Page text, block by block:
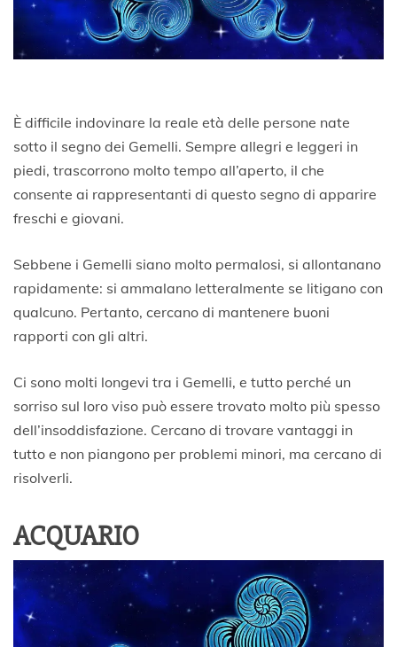
È difficile indovinare la reale età delle persone nate
sotto il segno dei Gemelli. Sempre allegri e leggeri in
piedi, trascorrono molto tempo all’aperto, il che
consente ai rappresentanti di questo segno di apparire
freschi e giovani.
Sebbene i Gemelli siano molto permalosi, si allontanano
rapidamente: si ammalano letteralmente se litigano con
qualcuno. Pertanto, cercano di mantenere buoni
rapporti con gli altri.
Ci sono molti longevi tra i Gemelli, e tutto perché un
sorriso sul loro viso può essere trovato molto più spesso
dell’insoddisfazione. Cercano di trovare vantaggi in
tutto e non piangono per problemi minori, ma cercano di
risolverli.
ACQUARIO